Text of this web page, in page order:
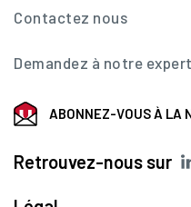
Contactez nous
Demandez à notre expert
ABONNEZ-VOUS À LA
Retrouvez-nous sur